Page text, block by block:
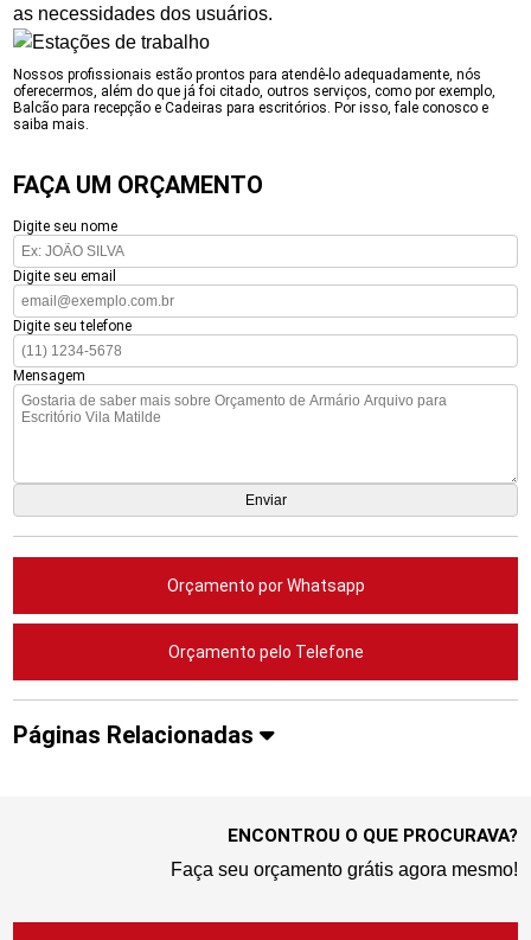
as necessidades dos usuários.
Nossos profissionais estão prontos para atendê-lo adequadamente, nós
oferecermos, além do que já foi citado, outros serviços, como por exemplo,
Balcão para recepção e Cadeiras para escritórios. Por isso, fale conosco e
saiba mais.
FAÇA UM ORÇAMENTO
Digite seu nome
Digite seu email
Digite seu telefone
Mensagem
Orçamento por Whatsapp
Orçamento pelo Telefone
Páginas Relacionadas
ENCONTROU O QUE PROCURAVA?
Faça seu orçamento grátis agora mesmo!